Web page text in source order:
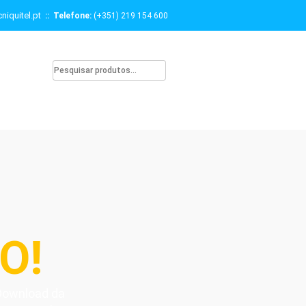
:: Telefone: (+351) 219 154 600